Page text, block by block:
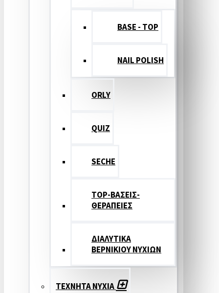
BASE - TOP
NAIL POLISH
ORLY
QUIZ
SECHE
TOP-ΒΑΣΕΙΣ-
ΘΕΡΑΠΕΙΕΣ
ΔΙΑΛΥΤΙΚΑ
ΒΕΡΝΙΚΙΟΥ ΝΥΧΙΩΝ
ΤΕΧΝΗΤΑ ΝΥΧΙΑ